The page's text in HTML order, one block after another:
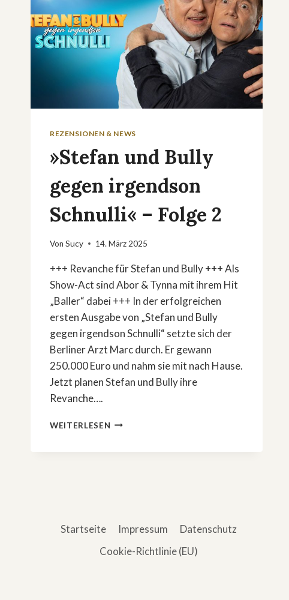
REZENSIONEN & NEWS
»Stefan und Bully
gegen irgendson
Schnulli« – Folge 2
Von Sucy 14. März 2025
+++ Revanche für Stefan und Bully +++ Als
Show-Act sind Abor & Tynna mit ihrem Hit
„Baller“ dabei +++ In der erfolgreichen
ersten Ausgabe von „Stefan und Bully
gegen irgendson Schnulli“ setzte sich der
Berliner Arzt Marc durch. Er gewann
250.000 Euro und nahm sie mit nach Hause.
Jetzt planen Stefan und Bully ihre
Revanche….
WEITERLESEN »STEFAN
Startseite Impressum
Datenschutz
Cookie-Richtlinie (EU)